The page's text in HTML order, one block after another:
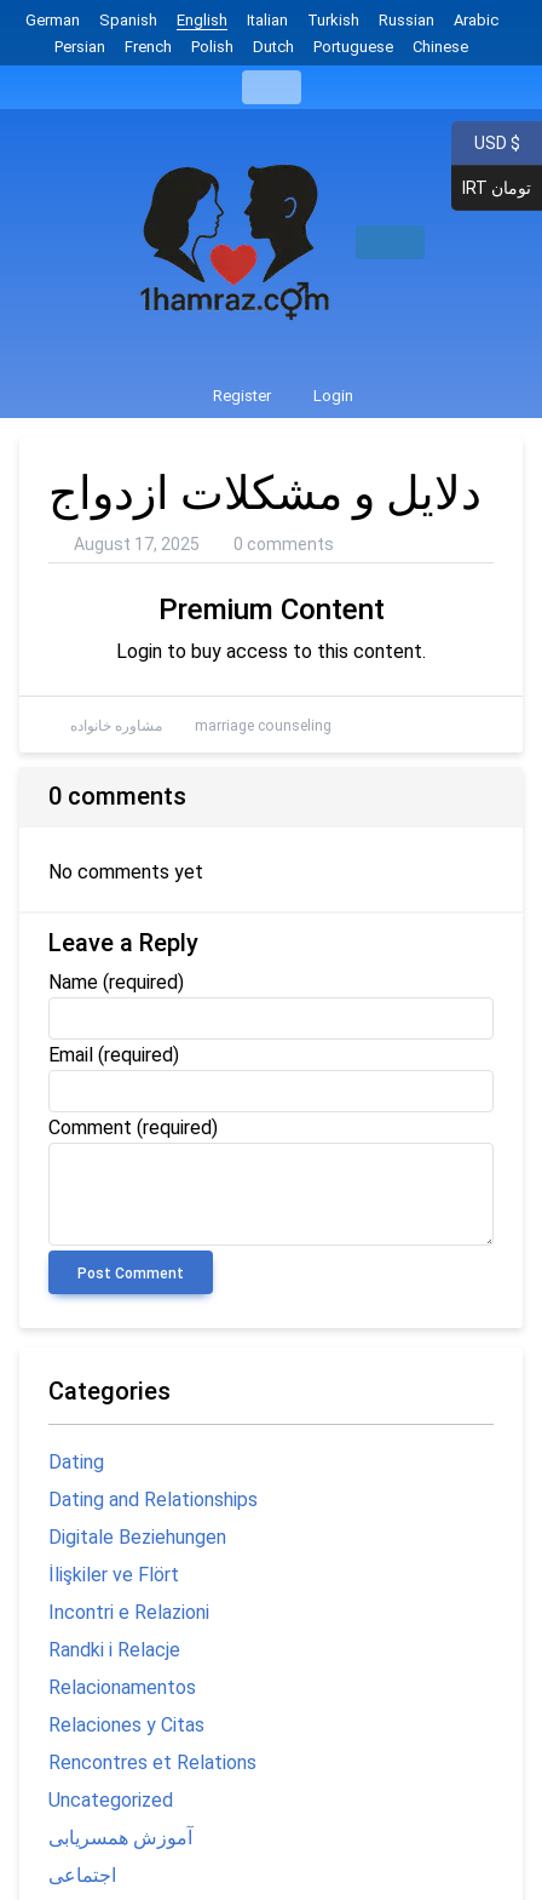
German Spanish English Italian Turkish Russian
Arabic
Persian
French Polish Dutch Portuguese Chinese
Register Login
دلایل و مشکلات ازدواج
August 17, 2025 0 comments
Premium Content
Login to buy access to this content.
مشاوره خانواده marriage counseling
0 comments
No comments yet
Leave a Reply
Name (required)
Email (required)
Comment (required)
Post Comment
Categories
Dating
Dating and Relationships
Digitale Beziehungen
İlişkiler ve Flört
Incontri e Relazioni
Randki i Relacje
Relacionamentos
Relaciones y Citas
Rencontres et Relations
Uncategorized
آموزش همسریابی
اجتماعی
USD $
IRT تومان